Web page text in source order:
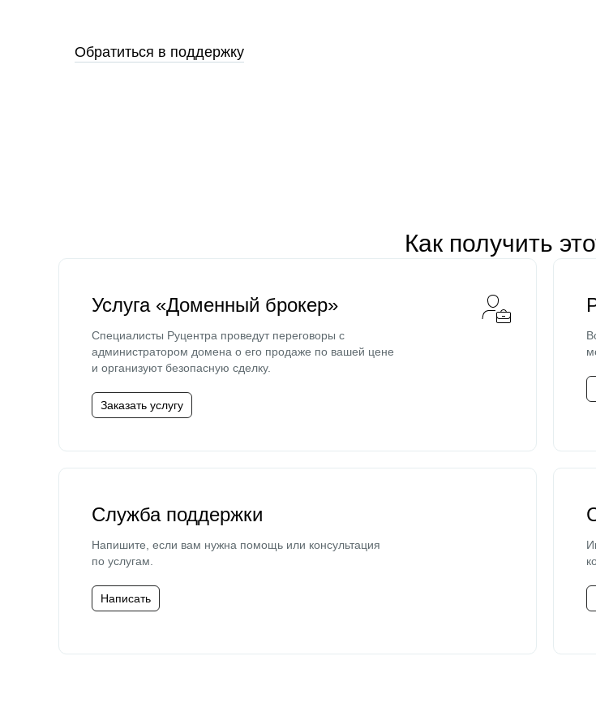
Обратиться в поддержку
Как получить
Услуга «Доменный брокер»
Специалисты Руцентра проведут переговоры с
администратором домена о его продаже по вашей цене
и организуют безопасную сделку.
Заказать услугу
Служба поддержки
Напишите, если вам нужна помощь или консультация
по услугам.
Написать